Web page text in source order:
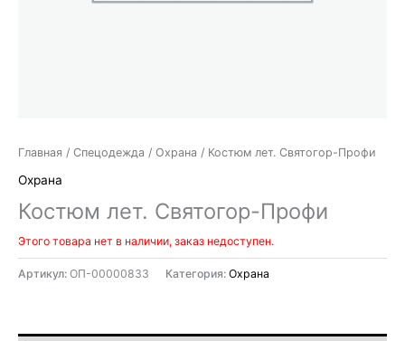
Главная / Спецодежда / Охрана / Костюм лет. Святогор-Профи
Охрана
Костюм лет. Святогор-Профи
Этого товара нет в наличии, заказ недоступен.
Артикул: ОП-00000833 Категория: Охрана